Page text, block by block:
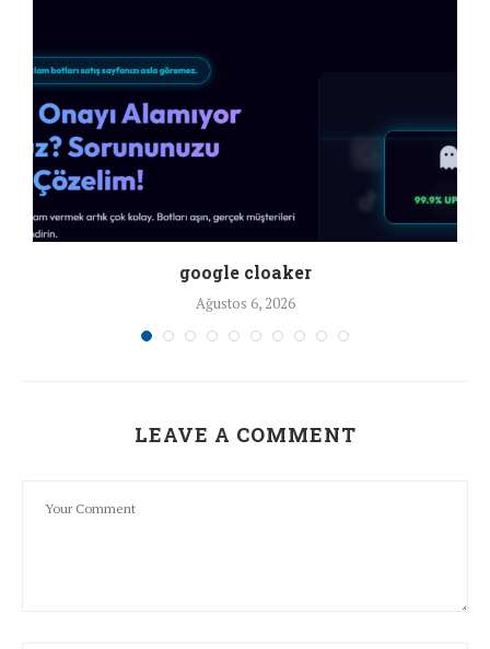
google cloaker
Ağustos 6, 2026
LEAVE A COMMENT